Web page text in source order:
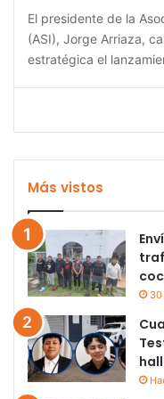
El presidente de la
(ASI), Jorge Arriaza,
estratégica el
Más vistos